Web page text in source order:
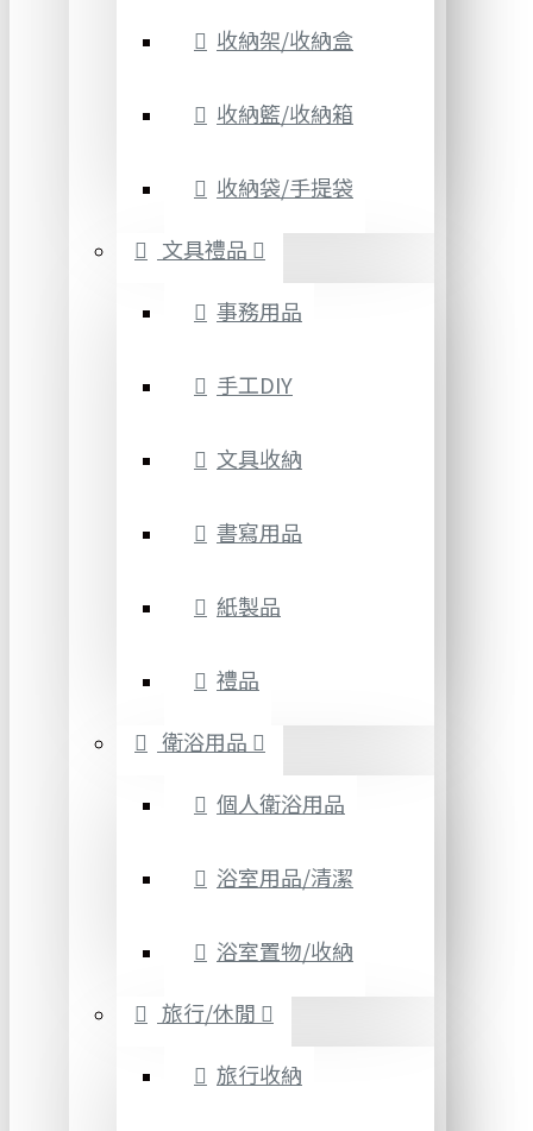
收納架/收納盒
收納籃/收納箱
收納袋/手提袋
文具禮品
事務用品
手工DIY
文具收納
書寫用品
紙製品
禮品
衛浴用品
個人衛浴用品
浴室用品/清潔
浴室置物/收納
旅行/休閒
旅行收納